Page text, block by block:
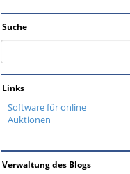
Suche
Links
Software für online
Auktionen
Verwaltung des Blogs